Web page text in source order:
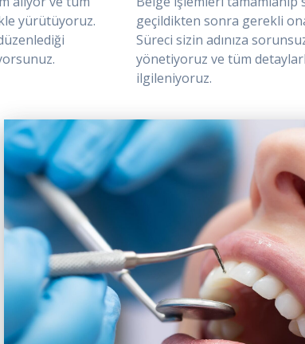
yürütüyoruz.
geçildikten sonra gerekli
Süreci sizin adınıza
yönetiyoruz ve tüm
ilgileniyoruz.